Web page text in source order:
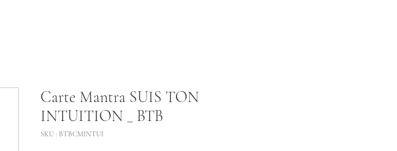
Carte Mantra SUIS TON
INTUITION _ BTB
SKU : BTBCMINTUI